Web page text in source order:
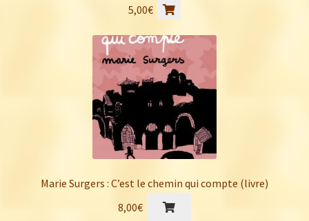
5,00€
Marie Surgers : C’est le chemin qui compte (livre)
8,00€